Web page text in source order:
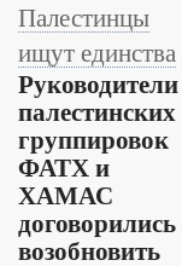
Палестинцы
ищут единства
Руководители
палестинских
группировок
ФАТХ и
ХАМАС
договорились
возобновить